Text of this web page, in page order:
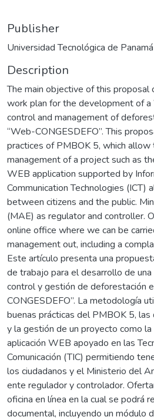
Publisher
Universidad Tecnológica de Panamá
Description
The main objective of this proposal
work plan for the development of
control and management of
“Web-CONGESDEFO”. This
practices of PMBOK 5, which allow
management of a project such as
WEB application supported by
Communication Technologies (ICT)
between citizens and the public.
(MAE) as regulator and controller.
online office where we can be
management out, including a
Este artículo presenta una
de trabajo para el desarrollo de
control y gestión de deforestación
CONGESDEFO”. La metodología
buenas prácticas del PMBOK 5,
y la gestión de un proyecto como
aplicación WEB apoyado en las
Comunicación (TIC) permitiendo
los ciudadanos y el Ministerio del
ente regulador y controlador.
oficina en línea en la cual se podrá
documental, incluyendo un módulo